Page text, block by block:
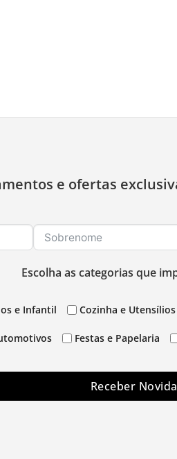
e ofertas
Escolha as categorias que
e Infantil Cozinha e Utensílios
Festas e Papelaria
Receber